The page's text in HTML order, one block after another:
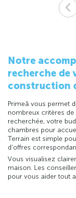
Notre
recherche de
construction
Primeâ vous permet
nombreux critères
recherchée, votre
chambres pour
Terrain est simple
d'offres
Vous visualisez
maison. Les
pour vous aider tout